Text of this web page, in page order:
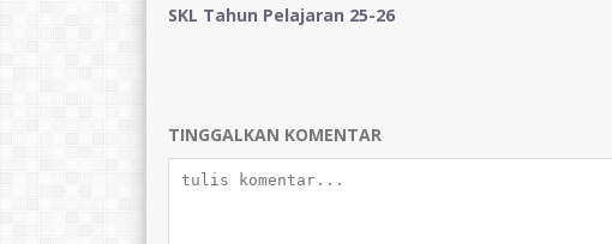
SKL Tahun Pelajaran 25-26
TINGGALKAN KOMENTAR